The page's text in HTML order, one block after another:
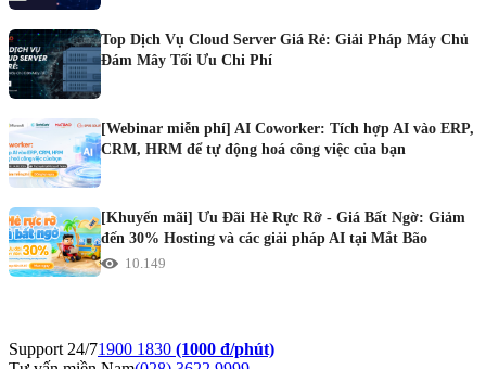
Top Dịch Vụ Cloud Server Giá Rẻ: Giải Pháp Máy Chủ
Đám Mây Tối Ưu Chi Phí
[Webinar miễn phí] AI Coworker: Tích hợp AI vào ERP,
CRM, HRM để tự động hoá công việc của bạn
[Khuyến mãi] Ưu Đãi Hè Rực Rỡ - Giá Bất Ngờ: Giảm
đến 30% Hosting và các giải pháp AI tại Mắt Bão
10.149
Support 24/71900 1830 (1000 đ/phút)